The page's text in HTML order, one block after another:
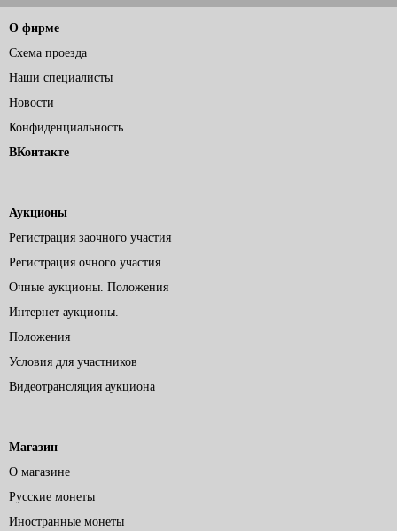
О фирме
Схема проезда
Наши специалисты
Новости
Конфиденциальность
ВКонтакте
Аукционы
Регистрация заочного участия
Регистрация очного участия
Очные аукционы. Положения
Интернет аукционы.
Положения
Условия для участников
Видеотрансляция аукциона
Магазин
О магазине
Русские монеты
Иностранные монеты